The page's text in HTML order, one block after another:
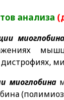
анализа
миоглобина
миоглобина